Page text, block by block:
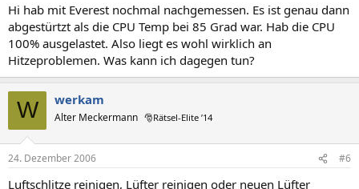
Hi hab mit Everest nochmal nachgemessen. Es ist genau dann
abgestürtzt als die CPU Temp bei 85 Grad war. Hab die CPU
100% ausgelastet. Also liegt es wohl wirklich an
Hitzeproblemen. Was kann ich dagegen tun?
W werkam
Alter Meckermann 🎅Rätsel-Elite ’14
24. Dezember 2006 #6
Luftschlitze reinigen, Lüfter reinigen oder neuen Lüfter